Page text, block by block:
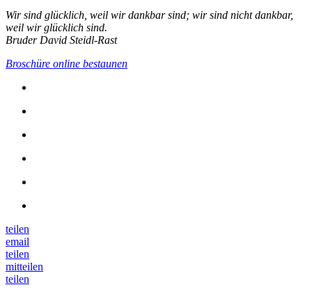
Wir sind glücklich, weil wir dankbar sind; wir sind nicht dankbar,
weil wir glücklich sind.
Bruder David Steidl-Rast
Broschüre online bestaunen
teilen
email
teilen
mitteilen
teilen